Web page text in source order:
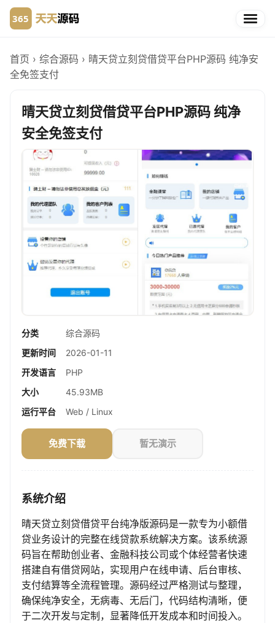
首页 › 综合源码 › 晴天贷立刻贷借贷平台PHP源码 纯净安
全免签支付
晴天贷立刻贷借贷平台PHP源码 纯净
安全免签支付
分类
综合源码
更新时间
2026-01-11
开发语言
PHP
大小
45.93MB
运行平台
Web / Linux
免费下载 暂无演示
系统介绍
晴天贷立刻贷借贷平台纯净版源码是一款专为小额借
贷业务设计的完整在线贷款系统解决方案。该系统源
码旨在帮助创业者、金融科技公司或个体经营者快速
搭建自有借贷网站，实现用户在线申请、后台审核、
支付结算等全流程管理。源码经过严格测试与整理，
确保纯净安全，无病毒、无后门，代码结构清晰，便
于二次开发与定制，显著降低开发成本和时间投入。